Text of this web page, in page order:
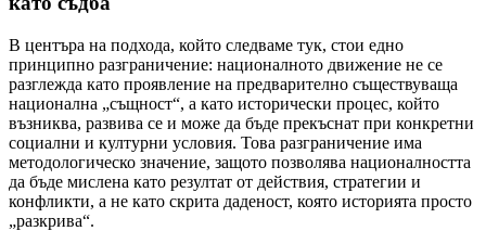
В центъра на подхода, който следваме тук, стои едно
принципно разграничение: националното движение не се
разглежда като проявление на предварително съществуваща
национална „същност“, а като исторически процес, който
възниква, развива се и може да бъде прекъснат при конкретни
социални и културни условия. Това разграничение има
методологическо значение, защото позволява националността
да бъде мислена като резултат от действия, стратегии и
конфликти, а не като скрита даденост, която историята просто
„разкрива“.